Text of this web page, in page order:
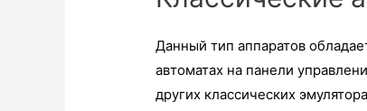
Данный тип аппаратов
автоматах на панели
других классических